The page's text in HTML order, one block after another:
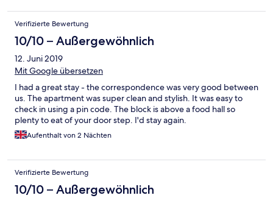
Verifizierte Bewertung
10/10 – Außergewöhnlich
12. Juni 2019
Mit Google übersetzen
I had a great stay - the correspondence was very good between
us. The apartment was super clean and stylish. It was easy to
check in using a pin code. The block is above a food hall so
plenty to eat of your door step. I'd stay again.
Aufenthalt von 2 Nächten
Verifizierte Bewertung
10/10 – Außergewöhnlich